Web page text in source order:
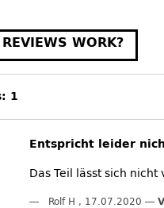
WORK?
1
Entspricht leider
Das Teil lässt sich
Rolf H , 17.07.2020